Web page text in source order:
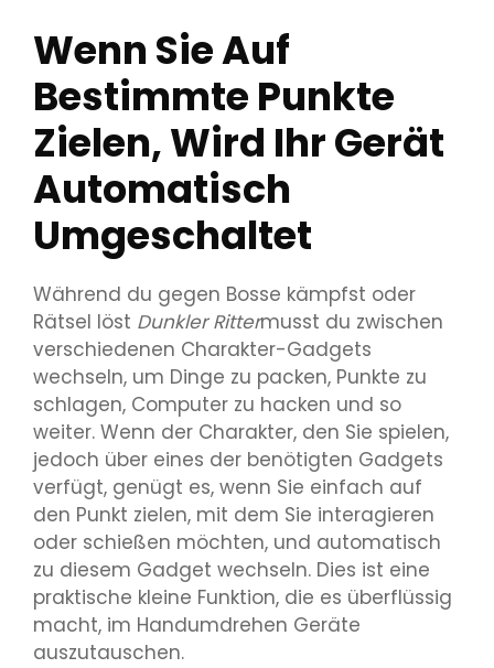
Wenn Sie Auf
Bestimmte Punkte
Zielen, Wird Ihr Gerät
Automatisch
Umgeschaltet
Während du gegen Bosse kämpfst oder
Rätsel löst Dunkler Rittermusst du zwischen
verschiedenen Charakter-Gadgets
wechseln, um Dinge zu packen, Punkte zu
schlagen, Computer zu hacken und so
weiter. Wenn der Charakter, den Sie spielen,
jedoch über eines der benötigten Gadgets
verfügt, genügt es, wenn Sie einfach auf
den Punkt zielen, mit dem Sie interagieren
oder schießen möchten, und automatisch
zu diesem Gadget wechseln. Dies ist eine
praktische kleine Funktion, die es überflüssig
macht, im Handumdrehen Geräte
auszutauschen.